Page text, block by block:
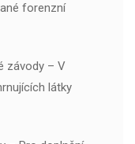
forenzní
závody – V
látky